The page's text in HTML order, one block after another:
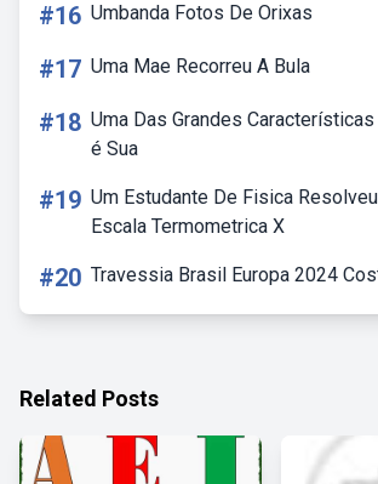
#16 Umbanda Fotos De Orixas
#17 Uma Mae Recorreu A Bula
#18 Uma Das Grandes
é Sua
#19 Um Estudante De Fisica
Escala Termometrica X
#20 Travessia Brasil Europa 2024
Related Posts